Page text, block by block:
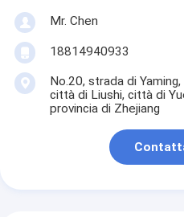
Mr. Chen
18814940933
No.20, strada di
città di Liushi, città di
provincia di Zhejiang